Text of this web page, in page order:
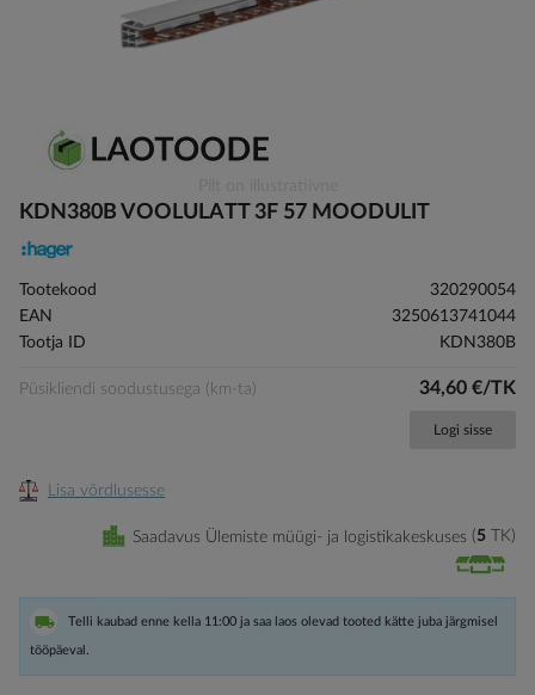
to
beginning
of
gallery
KDN380B VOOLULATT 3F 57 MOODULIT
Tootekood
320290054
EAN
3250613741044
Tootja ID
KDN380B
Püsikliendi soodustusega (km-ta) 34,60 €/TK
Logi sisse
Lisa võrdlusesse
Saadavus Ülemiste müügi- ja logistikakeskuses 5 TK
Telli kaubad enne kella 11:00 ja saa laos olevad tooted kätte juba järgmisel
tööpäeval.